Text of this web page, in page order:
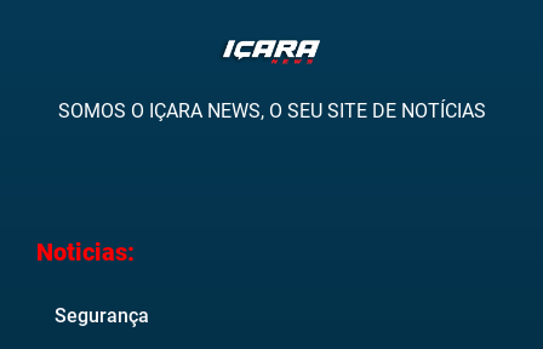
SOMOS O IÇARA NEWS, O SEU SITE DE NOTÍCIAS
Noticias:
Segurança